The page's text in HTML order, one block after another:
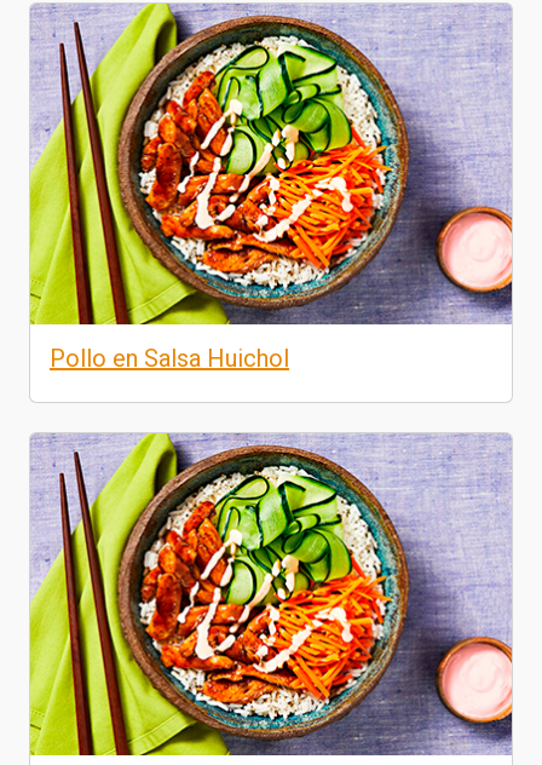
Pollo en Salsa Huichol